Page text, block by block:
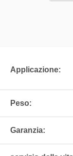
Applicazione:
Peso:
Garanzia: